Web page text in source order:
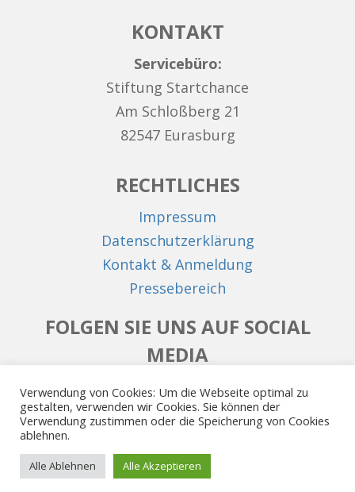
KONTAKT
Servicebüro:
Stiftung Startchance
Am Schloßberg 21
82547 Eurasburg
RECHTLICHES
Impressum
Datenschutzerklärung
Kontakt & Anmeldung
Pressebereich
FOLGEN SIE UNS AUF SOCIAL
MEDIA
Facebook
Instagram
LinkedIn
Verwendung von Cookies: Um die Webseite optimal zu
gestalten, verwenden wir Cookies. Sie können der
Verwendung zustimmen oder die Speicherung von Cookies
ablehnen.
Alle Ablehnen Alle Akzeptieren